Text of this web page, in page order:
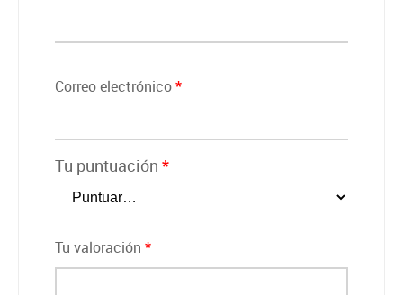
Correo electrónico*
Tu puntuación *
Tu valoración *